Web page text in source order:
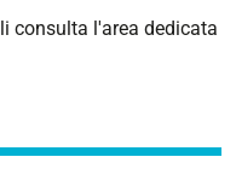
consulta l'area dedicata